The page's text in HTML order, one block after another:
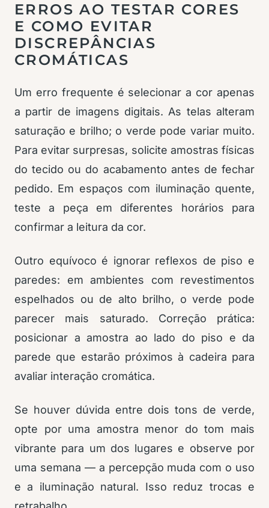
ERROS AO TESTAR CORES
E COMO EVITAR
DISCREPÂNCIAS
CROMÁTICAS
Um erro frequente é selecionar a cor apenas
a partir de imagens digitais. As telas alteram
saturação e brilho; o verde pode variar muito.
Para evitar surpresas, solicite amostras físicas
do tecido ou do acabamento antes de fechar
pedido. Em espaços com iluminação quente,
teste a peça em diferentes horários para
confirmar a leitura da cor.
Outro equívoco é ignorar reflexos de piso e
paredes: em ambientes com revestimentos
espelhados ou de alto brilho, o verde pode
parecer mais saturado. Correção prática:
posicionar a amostra ao lado do piso e da
parede que estarão próximos à cadeira para
avaliar interação cromática.
Se houver dúvida entre dois tons de verde,
opte por uma amostra menor do tom mais
vibrante para um dos lugares e observe por
uma semana — a percepção muda com o uso
e a iluminação natural. Isso reduz trocas e